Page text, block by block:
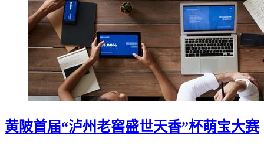
黄陂首届“泸州老窖盛世天香”杯萌宝大赛